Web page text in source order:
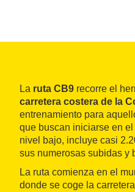
La ruta CB9 recorre el
carretera costera de la
entrenamiento para
que buscan iniciarse en
nivel bajo, incluye casi
sus numerosas subidas y
La ruta comienza en el
donde se coge la